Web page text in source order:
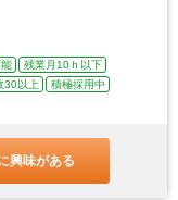
残業月10ｈ以下
30以上
積極採用中
興味がある